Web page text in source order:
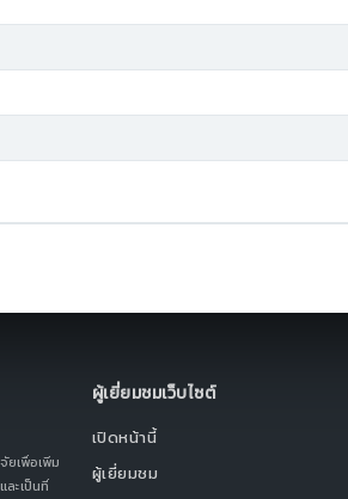
ยเพื่อเพิ่ม
ละเป็นที่
ผู้เยี่ยมชมเว็บไซต์
เปิดหน้านี้
ผู้เยี่ยมชม